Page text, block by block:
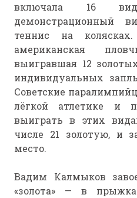
включала 16
демонстрационный
теннис на
американская
выигравшая 12
индивидуальных
Советские
лёгкой атлетике и
выиграть в этих
числе 21 золотую, и
место.
Вадим Калмыков
«золота» — в